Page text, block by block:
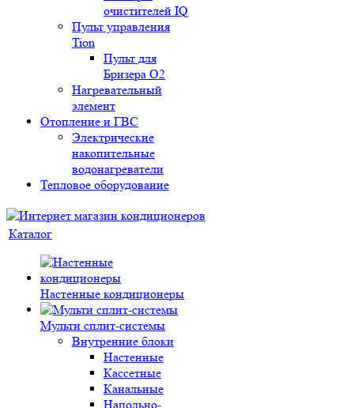
очистителей IQ
Пульт управления
Tion
Пульт для
Бризера O2
Нагревательный
элемент
Отопление и ГВС
Электрические
накопительные
водонагреватели
Тепловое оборудование
Каталог
Настенные кондиционеры
Мульти сплит-системы
Внутренние блоки
Настенные
Кассетные
Канальные
Напольно-